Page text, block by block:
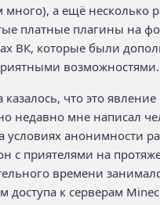
а ещё несколько
платные плагины на
ВК, которые были
возможностями.
казалось, что это явление
недавно мне написал
условиях анонимности
с приятелями на
времени
доступа к серверам